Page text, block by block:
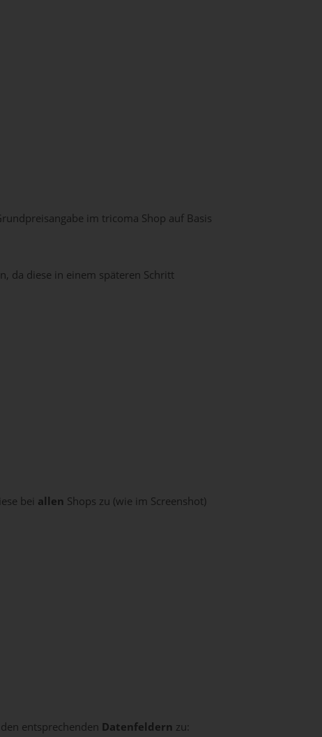
im tricoma Shop auf Basis
da diese in einem späteren Schritt
bei allen Shops zu (wie im Screenshot)
den entsprechenden Datenfeldern zu: